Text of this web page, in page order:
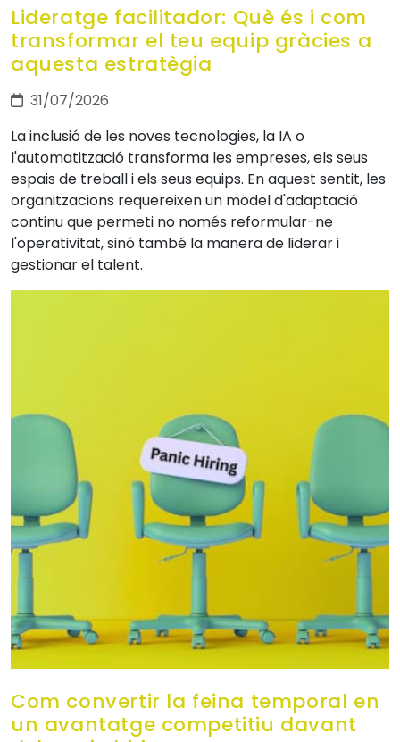
Lideratge facilitador: Què és i com
transformar el teu equip gràcies a
aquesta estratègia
31/07/2026
La inclusió de les noves tecnologies, la IA o
l'automatització transforma les empreses, els seus
espais de treball i els seus equips. En aquest sentit, les
organitzacions requereixen un model d'adaptació
continu que permeti no només reformular-ne
l'operativitat, sinó també la manera de liderar i
gestionar el talent.
Com convertir la feina temporal en
un avantatge competitiu davant